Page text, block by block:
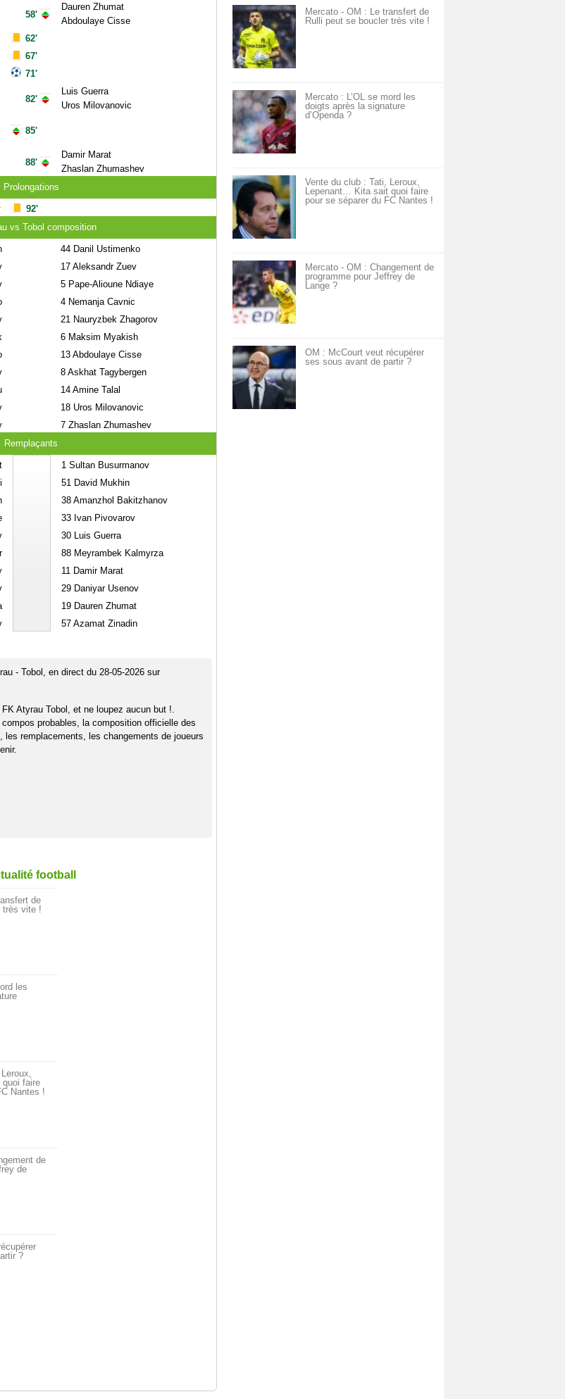
58'
62'
67'
71'
82'
85'
88'
Dauren Zhumat
Abdoulaye Cisse
Luis Guerra
Uros Milovanovic
Damir Marat
Zhaslan Zhumashev
Prolongations
92'
vs Tobol composition
44Danil Ustimenko
17Aleksandr Zuev
5Pape-Alioune Ndiaye
4Nemanja Cavnic
21Nauryzbek Zhagorov
6Maksim Myakish
13Abdoulaye Cisse
8Askhat Tagybergen
14Amine Talal
18Uros Milovanovic
7Zhaslan Zhumashev
Remplaçants
1Sultan Busurmanov
51David Mukhin
38Amanzhol Bakitzhanov
33Ivan Pivovarov
30Luis Guerra
88Meyrambek Kalmyrza
11Damir Marat
29Daniyar Usenov
19Dauren Zhumat
57Azamat Zinadin
- Tobol, en direct du 28-05-2026 sur
Atyrau Tobol, et ne loupez aucun but !.
probables, la composition officielle des
les remplacements, les changements de joueurs
football
de
très vite !
les
faire
Nantes !
de
de
?
Mercato - OM : Le transfert de
Rulli peut se boucler très vite !
Mercato : L’OL se mord les
doigts après la signature
d’Openda ?
Vente du club : Tati, Leroux,
Lepenant… Kita sait quoi faire
pour se séparer du FC Nantes !
Mercato - OM : Changement de
programme pour Jeffrey de
Lange ?
OM : McCourt veut récupérer
ses sous avant de partir ?